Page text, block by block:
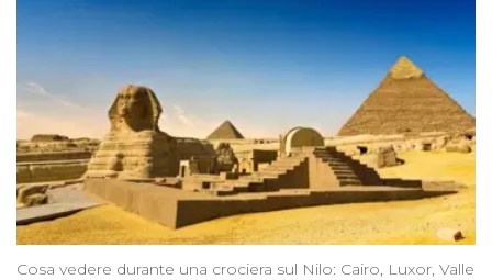
Cosa vedere durante una crociera sul Nilo: Cairo, Luxor, Valle